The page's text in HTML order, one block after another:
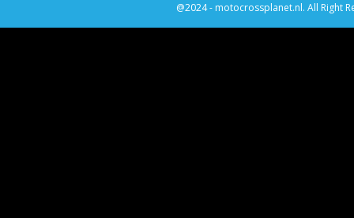
@2024 - motocrossplanet.nl. All Right